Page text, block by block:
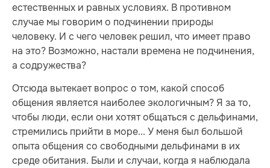
естественных и равных условиях. В противном
случае мы говорим о подчинении природы
человеку. И с чего человек решил, что имеет право
на это? Возможно, настали времена не подчинения,
а содружества?
Отсюда вытекает вопрос о том, какой способ
общения является наиболее экологичным? Я за то,
чтобы люди, если они хотят общаться с дельфинами,
стремились прийти в море... У меня был большой
опыта общения со свободными дельфинами в их
среде обитания. Были и случаи, когда я наблюдала